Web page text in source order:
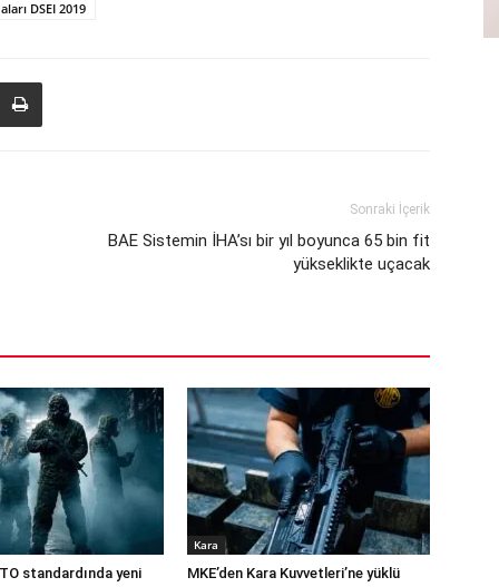
DSEI 2019
Sonraki İçerik
BAE Sistemin İHA’sı bir yıl boyunca 65 bin fit
yükseklikte uçacak
standardında yeni
Kara
MKE’den Kara Kuvvetleri’ne yüklü